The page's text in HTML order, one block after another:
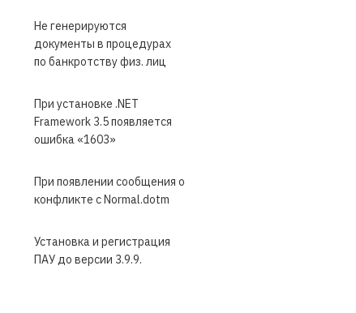
Не генерируются
документы в процедурах
по банкротству физ. лиц
При установке .NET
Framework 3.5 появляется
ошибка «1603»
При появлении сообщения о
конфликте с Normal.dotm
Установка и регистрация
ПАУ до версии 3.9.9.